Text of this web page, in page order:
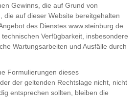
Gewinns, die auf Grund von
die auf dieser Website bereitgehalten
des Dienstes www.steinburg.de
Verfügbarkeit, insbesondere
Wartungsarbeiten und Ausfälle durch
Formulierungen dieses
der geltenden Rechtslage nicht, nicht
entsprechen sollten, bleiben die